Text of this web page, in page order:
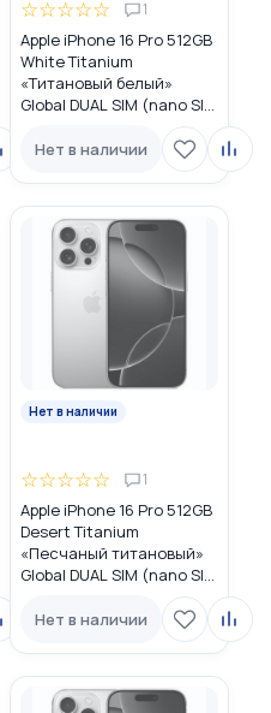
☆☆☆☆☆ 1
Apple iPhone 16 Pro 512GB
White Titanium
«Титановый белый»
Global DUAL SIM (nano SIM
Нет в наличии
Нет в наличии
☆☆☆☆☆ 1
Apple iPhone 16 Pro 512GB
Desert Titanium
«Песчаный титановый»
Global DUAL SIM (nano SIM
Нет в наличии